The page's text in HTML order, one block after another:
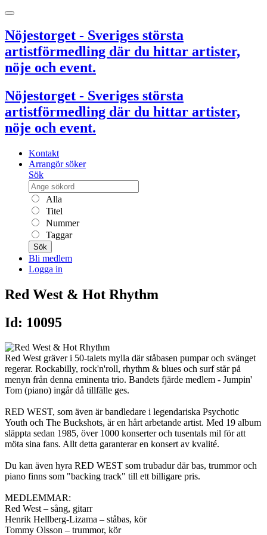
Nöjestorget - Sveriges största
artistförmedling där du hittar artister,
nöje och event.
Nöjestorget - Sveriges största
artistförmedling där du hittar artister,
nöje och event.
Kontakt
Arrangör söker
Sök
Alla
Titel
Nummer
Taggar
Sök
Bli medlem
Logga in
Red West & Hot Rhythm
Id: 10095
Red West gräver i 50-talets mylla där ståbasen pumpar och svänget
regerar. Rockabilly, rock'n'roll, rhythm & blues och surf står på
menyn från denna eminenta trio. Bandets fjärde medlem - Jumpin'
Tom (piano) ingår då tillfälle ges.
RED WEST, som även är bandledare i legendariska Psychotic
Youth och The Buckshots, är en hårt arbetande artist. Med 19 album
släppta sedan 1985, över 1000 konserter och tusentals mil för att
möta sina fans. Allt detta garanterar en konsert av kvalité.
Du kan även hyra RED WEST som trubadur där bas, trummor och
piano finns som "backing track" till ett billigare pris.
MEDLEMMAR:
Red West – sång, gitarr
Henrik Hellberg-Lizama – ståbas, kör
Tommy Olsson – trummor, kör